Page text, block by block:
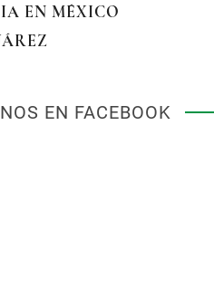
EN MÉXICO
EN FACEBOOK